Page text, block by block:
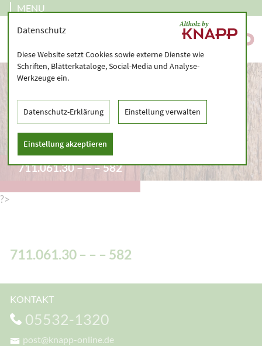
MENU
711.061.30 – – – 582
?>
711.061.30 – – – 582
KONTAKT
05532-1320
post@knapp-online.de
Datenschutz
Diese Website setzt Cookies sowie externe Dienste wie
Schriften, Blätterkataloge, Social-Media und Analyse-
Werkzeuge ein.
Datenschutz-Erklärung Einstellung verwalten
Einstellung akzeptieren